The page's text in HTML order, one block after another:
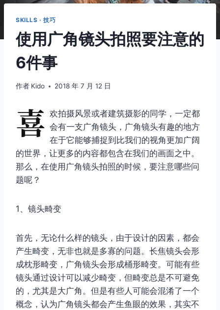
SKILLS · 技巧
使用广角镜头拍照要注意的
6件事
作者 Kido 2018 年 7 月 12 日
喜 欢拍摄风景或者建筑摄影的同学，一定都
会有一支广角镜头，广角镜头有趣的地方
在于它能够捕捉到比我们的视角更加广阔
的世界，让更多的内容都包含在我们的画面之中。
那么，在使用广角镜头拍照的时候，要注意哪些问
题呢？
1、镜头畸变
首先，无论什么样的镜头，由于设计的因素，都会
产生畸变，无非也就是多寡的问题。长焦镜头会形
成枕形畸变，广角镜头会形成桶形畸变。可能有些
镜头通过设计可以减少畸变，但畸变总是不可避免
的，尤其是大广角。但是有些人可能会混淆了一个
概念，认为广角镜头都会产生鱼眼的效果，其实不